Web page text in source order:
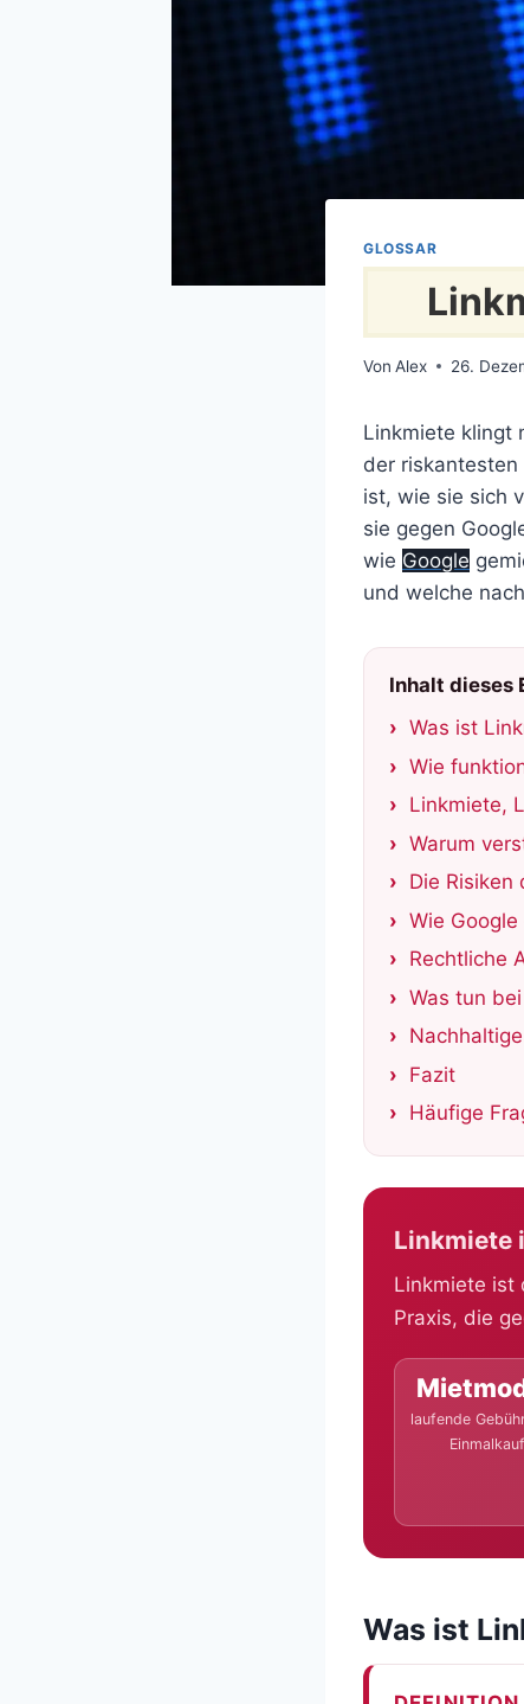
GLOSSAR
Von Alex 26.
Linkmiete klingt
der riskantesten
ist, wie sie sich
sie gegen
wie Google
und welche
Inhalt dieses
Was ist
Wie
Linkmiete,
Warum
Die Risiken
Wie
Rechtliche
Was tun
Fazit
Häufige
Linkmiete
Linkmiete ist
Praxis, die
laufende
Einmalkauf
Was ist